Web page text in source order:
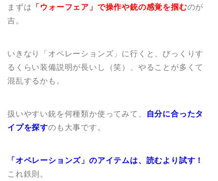
まずは 「ウォーフェア」で操作や銃の感覚を掴むのが
吉。
いきなり「オペレーションズ」に行くと、びっくりす
るくらい装備説明が長いし（笑）、やることが多くて
混乱するかも。
扱いやすい銃を何種類か使ってみて、
自分に合ったタ
イプを探すのも大事です。
「オペレーションズ」のアイテムは、読むより試す！
これ鉄則。